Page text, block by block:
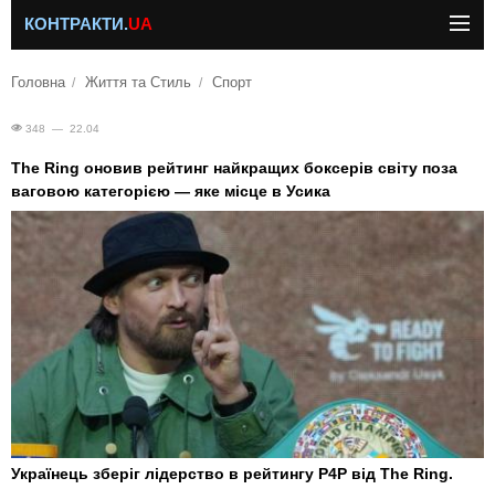
КОНТРАКТИ.UA
Головна Життя та Стиль Спорт
348 — 22.04
The Ring оновив рейтинг найкращих боксерів світу поза
ваговою категорією — яке місце в Усика
Українець зберіг лідерство в рейтингу Р4Р від The Ring.